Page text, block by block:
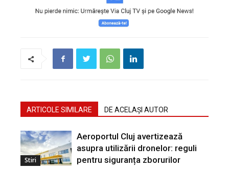
ARTICOLE SIMILARE DE ACELAȘI AUTOR
Stiri
Aeroportul Cluj avertizează
asupra utilizării dronelor: reguli
pentru siguranța zborurilor